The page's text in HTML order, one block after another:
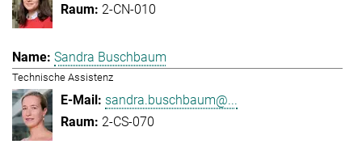
2-CN-010
Sandra Buschbaum
Technische Assistenz
sandra.buschbaum@...
2-CS-070